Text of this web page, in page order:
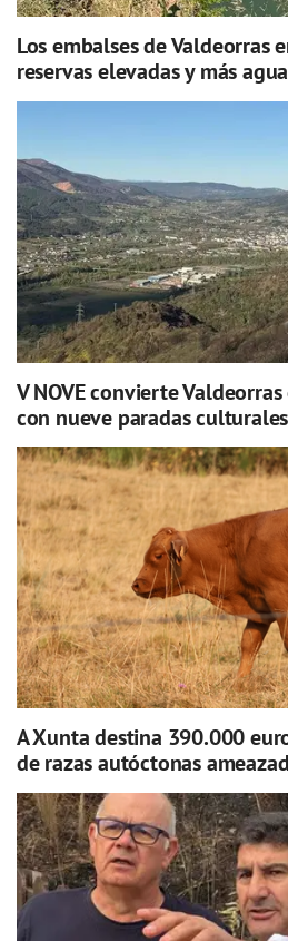
Los embalses de Valdeorras
reservas elevadas y más
V NOVE convierte
con nueve paradas culturales
A Xunta destina 390.000
de razas autóctonas